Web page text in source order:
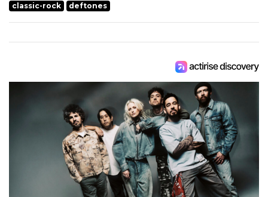
classic-rock
deftones